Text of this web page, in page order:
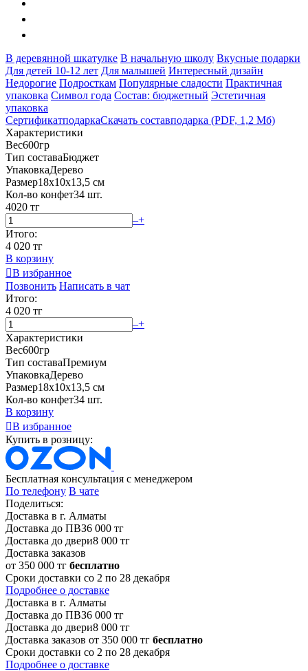
В деревянной шкатулке В начальную школу Вкусные подарки
Для детей 10-12 лет Для малышей Интересный дизайн
Недорогие Подросткам Популярные сладости Практичная
упаковка Символ года Состав: бюджетный Эстетичная
упаковка
СертификатподаркаСкачать составподарка (PDF, 1,2 Мб)
Характеристики
Вес600гр
Тип составаБюджет
УпаковкаДерево
Размер18x10x13,5 см
Кол-во конфет34 шт.
4020 тг
–+
Итого:
4 020 тг
В корзину
В избранное
Позвонить Написать в чат
Итого:
4 020 тг
–+
Характеристики
Вес600гр
Тип составаПремиум
УпаковкаДерево
Размер18x10x13,5 см
Кол-во конфет34 шт.
В корзину
В избранное
Купить в розницу:
Бесплатная консультация с менеджером
По телефону В чате
Поделиться:
Доставка в г. Алматы
Доставка до ПВЗ6 000 тг
Доставка до двери8 000 тг
Доставка заказов
от 350 000 тг бесплатно
Сроки доставки со 2 по 28 декабря
Подробнее о доставке
Доставка в г. Алматы
Доставка до ПВЗ6 000 тг
Доставка до двери8 000 тг
Доставка заказов от 350 000 тг бесплатно
Сроки доставки со 2 по 28 декабря
Подробнее о доставке